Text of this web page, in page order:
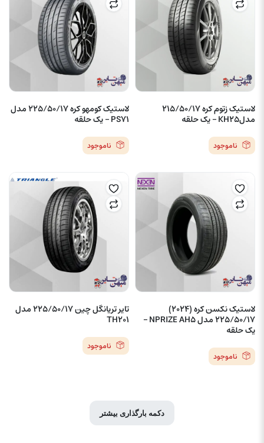
لاستیک زتوم کره 215/50/17
مدلKH25 – یک حلقه
ناموجود
لاستیک کومهو کره 225/50/17 مدل
PS71 – یک حلقه
ناموجود
لاستیک نکسن کره (2024)
225/50/17 مدل NPRIZE AH5 –
یک حلقه
ناموجود
تایر تریانگل چین 225/50/17 مدل
TH201
ناموجود
دکمه بارگذاری بیشتر